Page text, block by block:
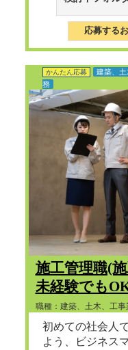
応募する
かんたん応募
建築、
務
施工管理職(
未経験でも
職種：建築、土木、工
初めての社会人
よう、ビジネス